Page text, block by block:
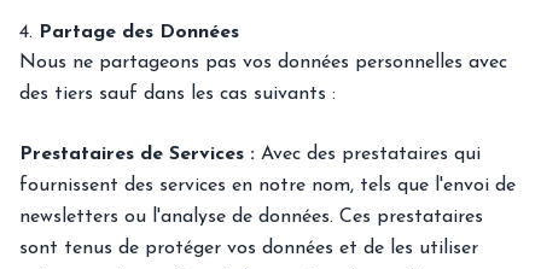
4.
Partage des Données
Nous ne partageons pas vos données personnelles avec
des tiers sauf dans les cas suivants :
Prestataires de Services : Avec des prestataires qui
fournissent des services en notre nom, tels que l'envoi de
newsletters ou l'analyse de données. Ces prestataires
sont tenus de protéger vos données et de les utiliser